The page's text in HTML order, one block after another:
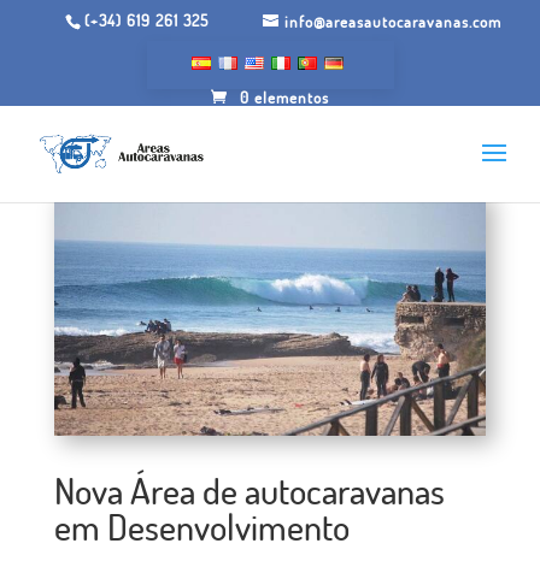
(+34) 619 261 325 info@areasautocaravanas.com
0 elementos
Nova Área de autocaravanas
em Desenvolvimento